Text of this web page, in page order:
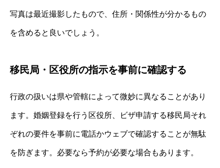
写真は最近撮影したもので、住所・関係性が分かるもの
を含めると良いでしょう。
移民局・区役所の指示を事前に確認する
行政の扱いは県や管轄によって微妙に異なることがあり
ます。婚姻登録を行う区役所、ビザ申請する移民局それ
ぞれの要件を事前に電話かウェブで確認することが無駄
を防ぎます。必要なら予約が必要な場合もあります。